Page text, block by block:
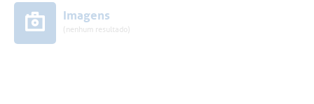
Imagens
(nenhum resultado)